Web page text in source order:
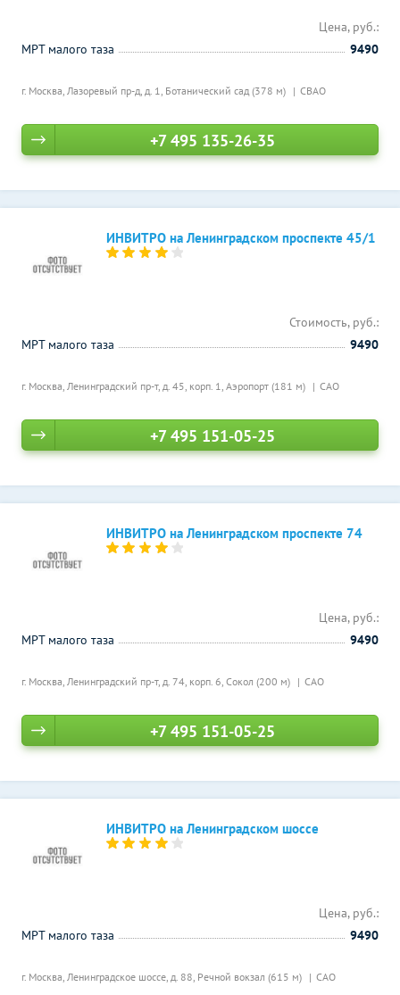
г. Москва, Лазоревый пр-д, д. 1, Ботанический сад (378 м) СВАО
Цена, руб.:
МРТ малого таза
9490
+7 495 135-26-35
ИНВИТРО на Ленинградском проспекте 45/1
г. Москва, Ленинградский пр-т, д. 45, корп. 1, Аэропорт (181 м) САО
Стоимость, руб.:
МРТ малого таза
9490
+7 495 151-05-25
ИНВИТРО на Ленинградском проспекте 74
г. Москва, Ленинградский пр-т, д. 74, корп. 6, Сокол (200 м) САО
Цена, руб.:
МРТ малого таза
9490
+7 495 151-05-25
ИНВИТРО на Ленинградском шоссе
г. Москва, Ленинградское шоссе, д. 88, Речной вокзал (615 м) САО
Цена, руб.:
МРТ малого таза
9490